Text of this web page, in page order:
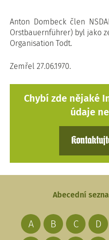
Anton Dombeck člen
Orstbauernführer) byl jako
Organisation Todt.
Zemřel 27.06.1970.
Chybí zde nějaké
údaje
Abecední
A B C D